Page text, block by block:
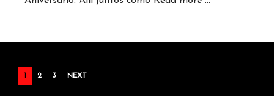
POSTS
PAGINATION
1 2 3 NEXT